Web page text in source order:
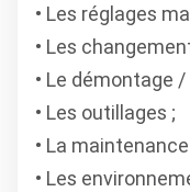
Les réglages
Les
Le démontage
Les outillages ;
La
Les